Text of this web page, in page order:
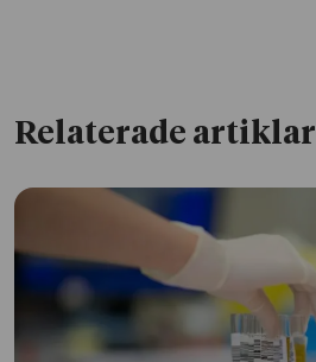
Relaterade artiklar